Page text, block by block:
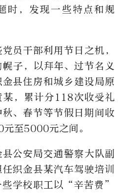
时，发现一些特点和规
员干部利用节日之机，
子，以拜年、过节名义
县住房和城乡建设局原
某，累计分118次收受礼
、春节等节假日期间收
至5000元之间。
公安局交通警察大队副
织金县某汽车驾驶培训
些学校职工以“辛苦费”